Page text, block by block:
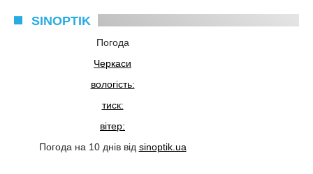
SINOPTIK
Погода
Черкаси
вологість:
тиск:
вітер:
Погода на 10 днів від sinoptik.ua